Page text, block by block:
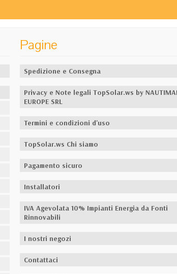
Pagine
Spedizione e Consegna
Privacy e Note legali TopSolar.ws by
EUROPE SRL
Termini e condizioni d'uso
TopSolar.ws Chi siamo
Pagamento sicuro
Installatori
IVA Agevolata 10% Impianti Energia da Fonti
Rinnovabili
I nostri negozi
Contattaci